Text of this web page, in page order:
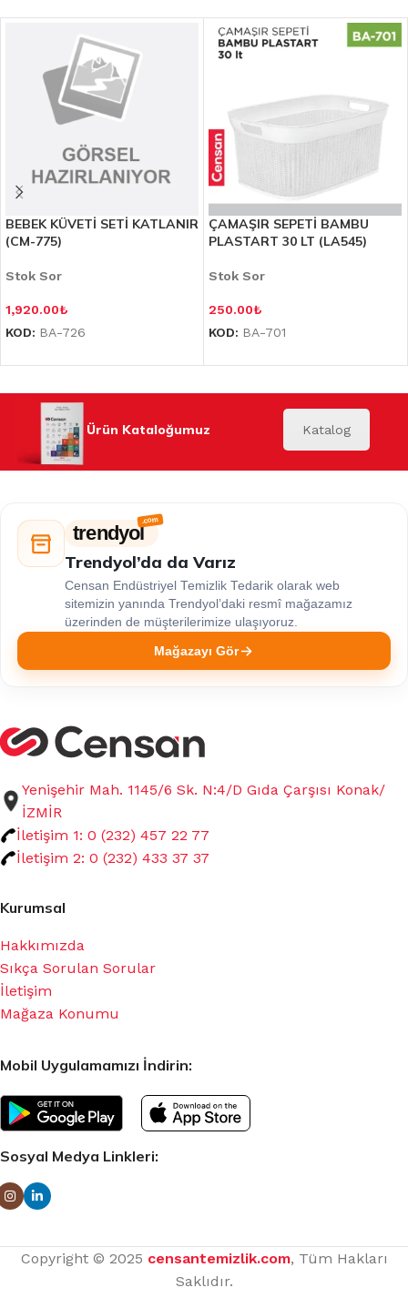
BEBEK KÜVETİ SETİ KATLANIR
(CM-775)
Stok Sor
1,920.00₺
KOD: BA-726
ÇAMAŞIR SEPETİ BAMBU
PLASTART 30 LT (LA545)
Stok Sor
250.00₺
KOD: BA-701
Ürün Kataloğumuz Katalog
trendyol
Trendyol’da da Varız
Censan Endüstriyel Temizlik Tedarik olarak web
sitemizin yanında Trendyol’daki resmî mağazamız
üzerinden de müşterilerimize ulaşıyoruz.
Mağazayı Gör
Yenişehir Mah. 1145/6 Sk. N:4/D Gıda Çarşısı Konak/
İZMİR
İletişim 1: 0 (232) 457 22 77
İletişim 2: 0 (232) 433 37 37
Kurumsal
Hakkımızda
Sıkça Sorulan Sorular
İletişim
Mağaza Konumu
Mobil Uygulamamızı İndirin:
Sosyal Medya Linkleri:
Copyright © 2025 censantemizlik.com, Tüm Hakları
Saklıdır.